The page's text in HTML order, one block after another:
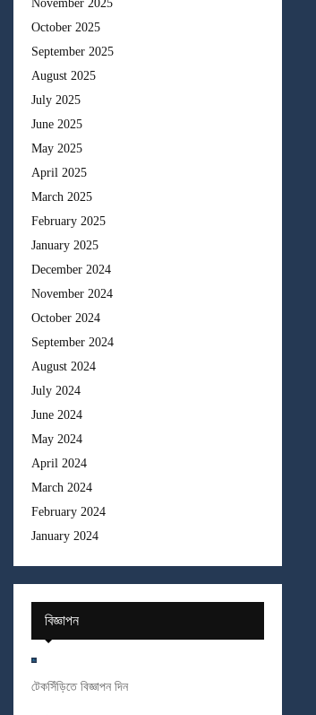
November 2025
October 2025
September 2025
August 2025
July 2025
June 2025
May 2025
April 2025
March 2025
February 2025
January 2025
December 2024
November 2024
October 2024
September 2024
August 2024
July 2024
June 2024
May 2024
April 2024
March 2024
February 2024
January 2024
বিজ্ঞাপন
টেকসিঁড়িতে বিজ্ঞাপন দিন